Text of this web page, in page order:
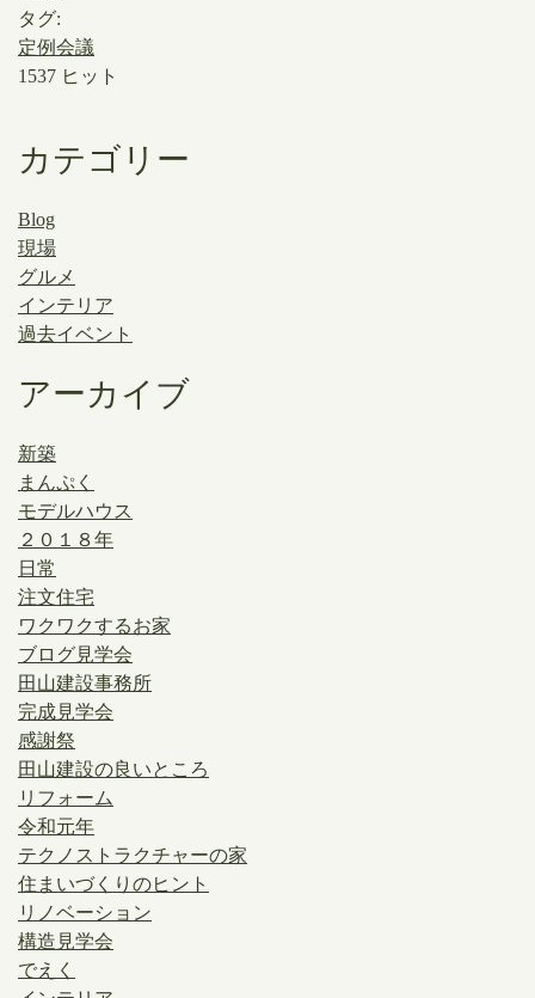
タグ:
定例会議
1537 ヒット
カテゴリー
Blog
現場
グルメ
インテリア
過去イベント
アーカイブ
新築
まんぷく
モデルハウス
２０１８年
日常
注文住宅
ワクワクするお家
ブログ見学会
田山建設事務所
完成見学会
感謝祭
田山建設の良いところ
リフォーム
令和元年
テクノストラクチャーの家
住まいづくりのヒント
リノベーション
構造見学会
でえく